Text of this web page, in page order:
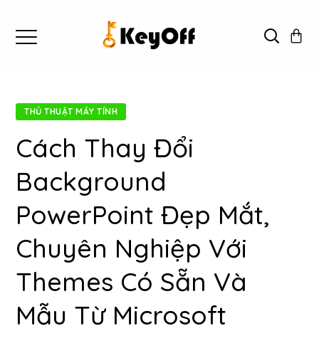
THỦ THUẬT MÁY TÍNH
Cách Thay Đổi
Background
PowerPoint Đẹp Mắt,
Chuyên Nghiệp Với
Themes Có Sẵn Và
Mẫu Từ Microsoft